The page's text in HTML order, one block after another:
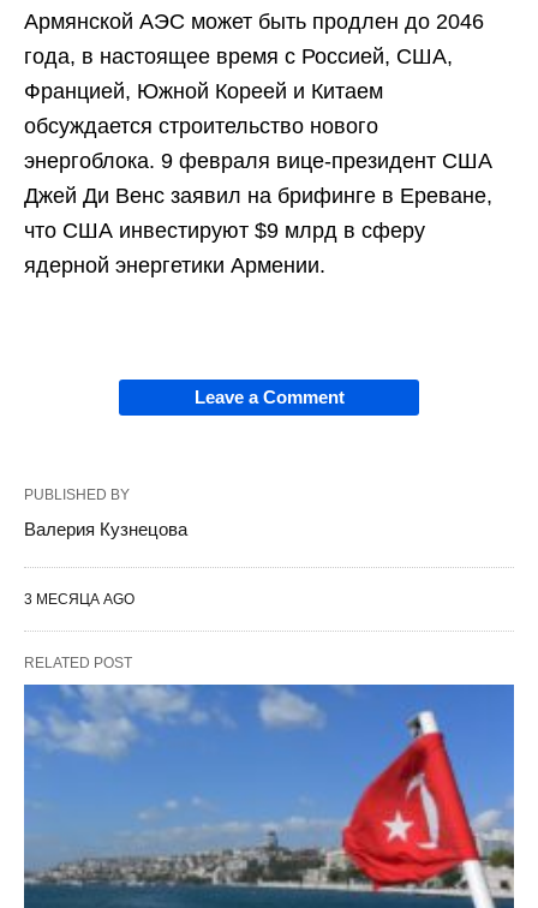
Армянской АЭС может быть продлен до 2046
года, в настоящее время с Россией, США,
Францией, Южной Кореей и Китаем
обсуждается строительство нового
энергоблока. 9 февраля вице-президент США
Джей Ди Венс заявил на брифинге в Ереване,
что США инвестируют $9 млрд в сферу
ядерной энергетики Армении.
Leave a Comment
PUBLISHED BY
Валерия Кузнецова
3 МЕСЯЦА AGO
RELATED POST